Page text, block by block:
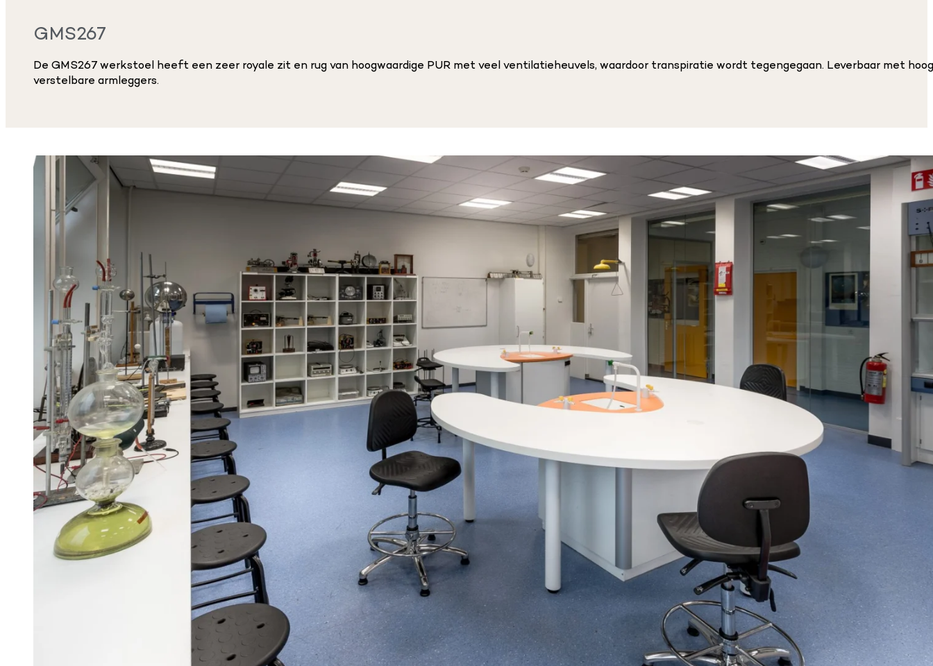
GMS267
De GMS267 werkstoel heeft een zeer royale zit en rug van hoogwaardige PUR met veel ventilatieheuvels, waardoor transpiratie wordt tegengegaan. Leverbaar met
verstelbare armleggers.